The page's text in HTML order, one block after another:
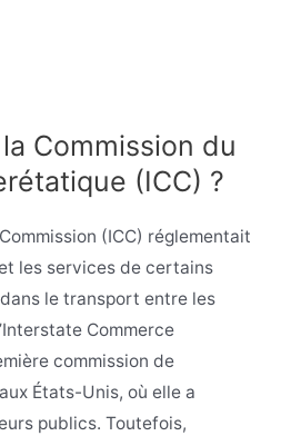
Commission du
(ICC) ?
(ICC) réglementait
les services de certains
le transport entre les
Commerce
commission de
États-Unis, où elle a
publics. Toutefois,